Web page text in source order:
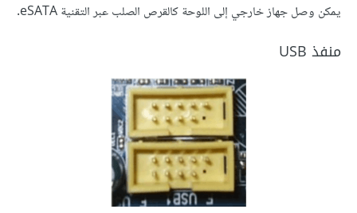
يمكن وصل جهاز خارجي إلى اللوحة كالقرص الصلب عبر التقنية eSATA.
منفذ USB